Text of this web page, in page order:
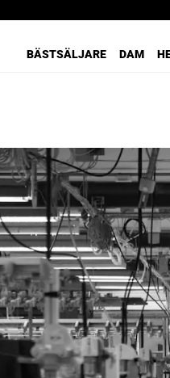
BÄSTSÄLJARE DAM